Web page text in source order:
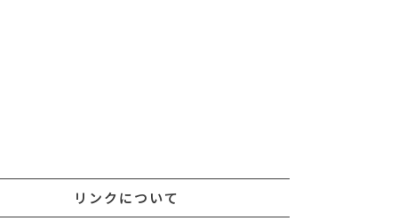
リンクについて